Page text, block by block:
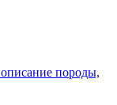
породы,